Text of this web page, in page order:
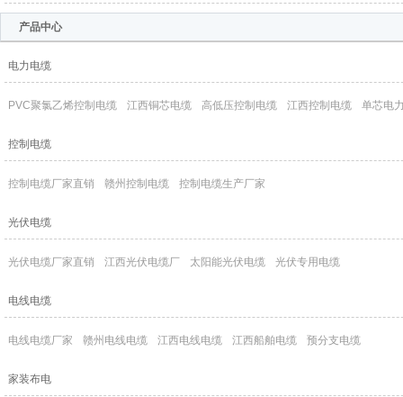
产品中心
电力电缆
PVC聚氯乙烯控制电缆 江西铜芯电缆 高低压控制电缆 江西控制电缆 单芯电
控制电缆
控制电缆厂家直销 赣州控制电缆 控制电缆生产厂家
光伏电缆
光伏电缆厂家直销 江西光伏电缆厂 太阳能光伏电缆 光伏专用电缆
电线电缆
电线电缆厂家 赣州电线电缆 江西电线电缆 江西船舶电缆 预分支电缆
家装布电